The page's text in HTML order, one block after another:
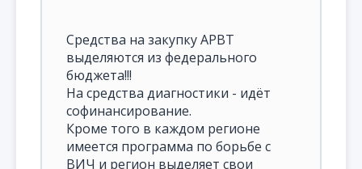
Средства на закупку АРВТ
выделяются из федерального
бюджета!!!
На средства диагностики - идёт
софинансирование.
Кроме того в каждом регионе
имеется программа по борьбе с
ВИЧ и регион выделяет свои